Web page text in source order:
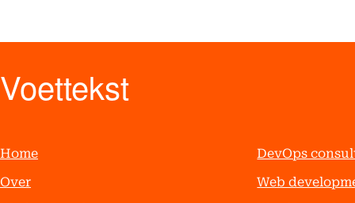
Voettekst
Home
Over
DevOps
Web